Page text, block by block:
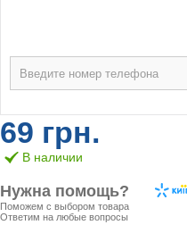
69 грн.
В наличии
Нужна помощь?
Поможем с выбором товара
Ответим на любые вопросы